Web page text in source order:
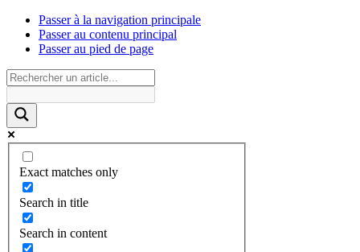
Passer à la navigation principale
Passer au contenu principal
Passer au pied de page
Exact matches only
Search in title
Search in content